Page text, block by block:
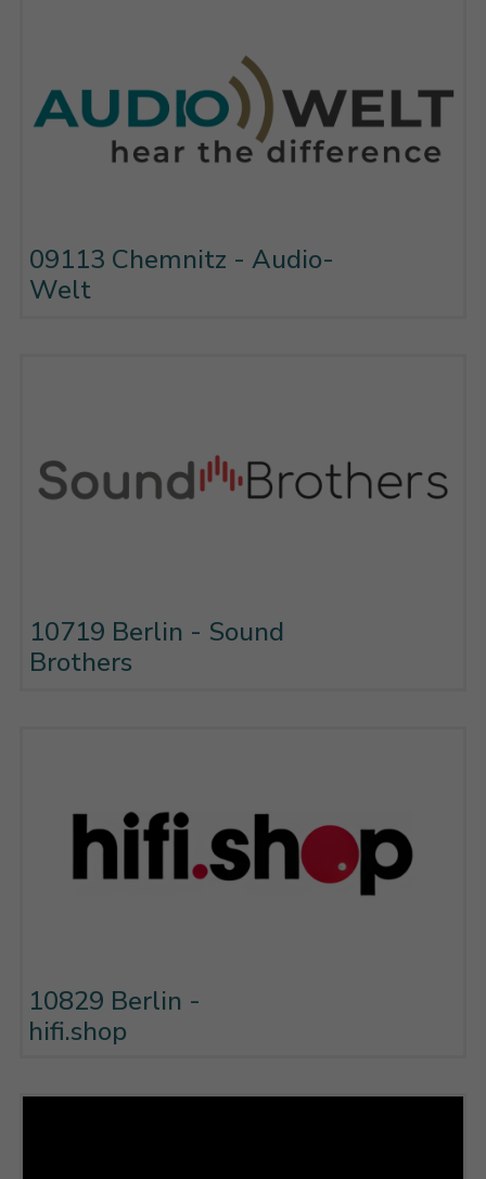
09113 Chemnitz - Audio-
Welt
10719 Berlin - Sound
Brothers
10829 Berlin -
hifi.shop